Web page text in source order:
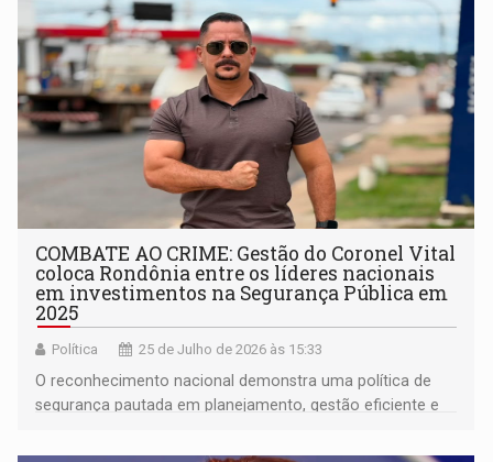
COMBATE AO CRIME: Gestão do Coronel Vital
coloca Rondônia entre os líderes nacionais
em investimentos na Segurança Pública em
2025
Política 25 de Julho de 2026 às 15:33
O reconhecimento nacional demonstra uma política de
segurança pautada em planejamento, gestão eficiente e